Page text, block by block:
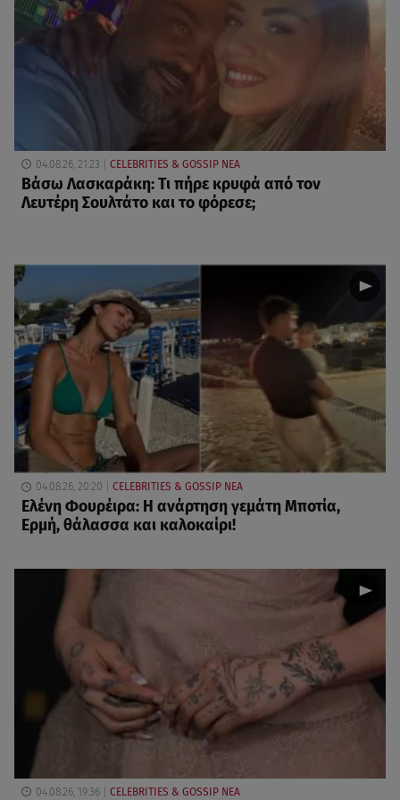
04.08.26, 21:23 CELEBRITIES & GOSSIP ΝΕΑ
Βάσω Λασκαράκη: Τι πήρε κρυφά από τον
Λευτέρη Σουλτάτο και το φόρεσε;
04.08.26, 20:20 CELEBRITIES & GOSSIP ΝΕΑ
Ελένη Φουρέιρα: Η ανάρτηση γεμάτη Μποτία,
Ερμή, θάλασσα και καλοκαίρι!
04.08.26, 19:36 CELEBRITIES & GOSSIP ΝΕΑ